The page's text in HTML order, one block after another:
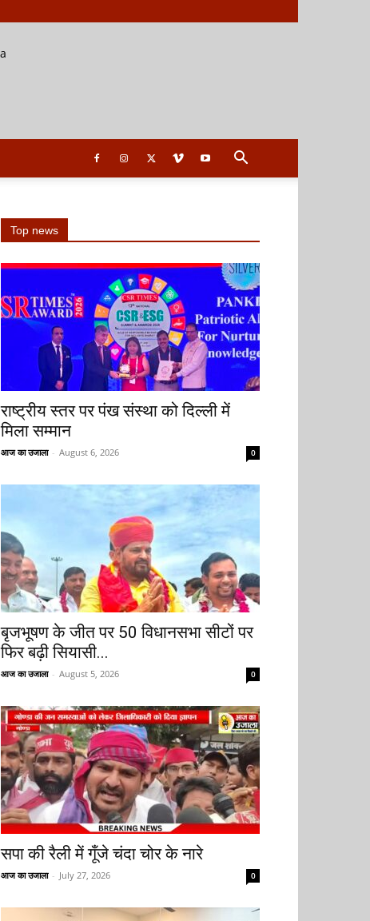
Top news
राष्ट्रीय स्तर पर पंख संस्था को दिल्ली में
मिला सम्मान
आज का उजाला - August 6, 2026 0
बृजभूषण के जीत पर 50 विधानसभा सीटों पर
फिर बढ़ी सियासी...
आज का उजाला - August 5, 2026 0
सपा की रैली में गूँजे चंदा चोर के नारे
आज का उजाला - July 27, 2026 0